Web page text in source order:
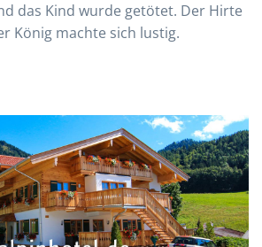
das Kind wurde getötet. Der Hirte
König machte sich lustig.